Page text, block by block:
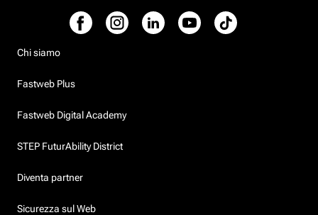
Chi siamo
Fastweb Plus
Fastweb Digital Academy
STEP FuturAbility District
Diventa partner
Sicurezza sul Web